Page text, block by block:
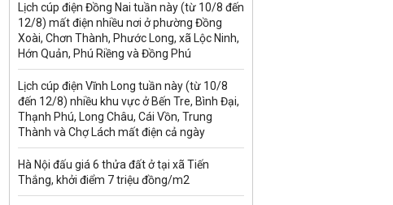
Lịch cúp điện Đồng Nai tuần này (từ 10/8 đến
12/8) mất điện nhiều nơi ở phường Đồng
Xoài, Chơn Thành, Phước Long, xã Lộc Ninh,
Hớn Quản, Phú Riềng và Đồng Phú
Lịch cúp điện Vĩnh Long tuần này (từ 10/8
đến 12/8) nhiều khu vực ở Bến Tre, Bình Đại,
Thạnh Phú, Long Châu, Cái Vồn, Trung
Thành và Chợ Lách mất điện cả ngày
Hà Nội đấu giá 6 thửa đất ở tại xã Tiến
Thắng, khởi điểm 7 triệu đồng/m2